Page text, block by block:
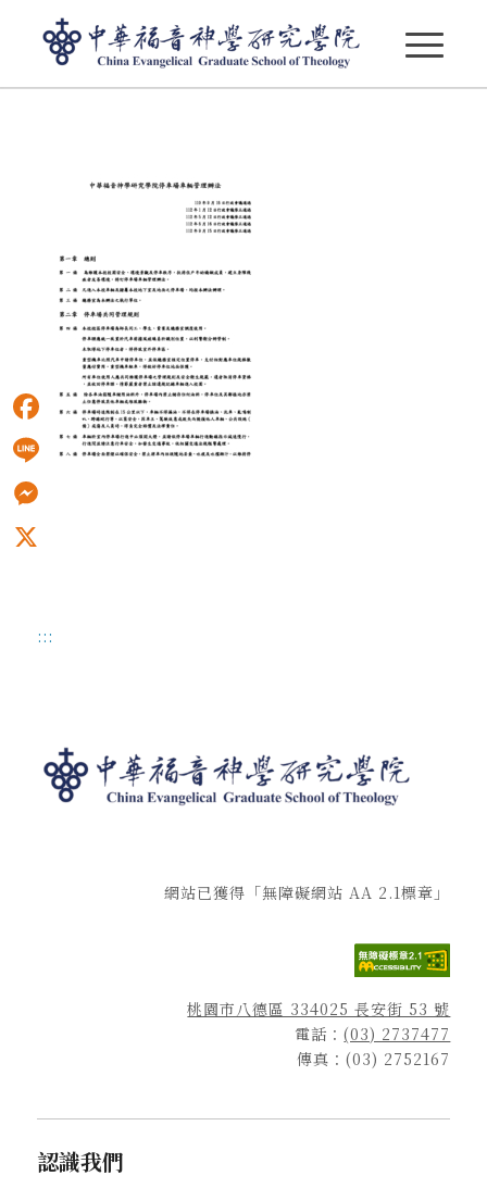
:::
網站已獲得「無障礙網站 AA 2.1標章」
桃園市八德區 334025 長安街 53 號
電話：(03) 2737477
傳真：(03) 2752167
認識我們
Facebook
Line
Messenger